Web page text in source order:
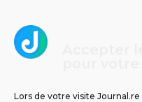
Lors de votre visite